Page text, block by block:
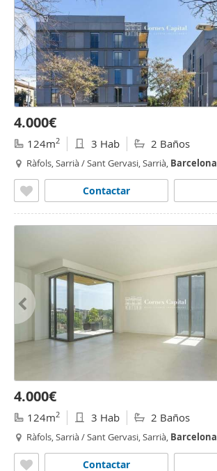
4.000€
124m2 3 Hab 2 Baños
Ràfols, Sarrià / Sant Gervasi, Sarrià, Barcelona
Contactar
4.000€
124m2 3 Hab 2 Baños
Ràfols, Sarrià / Sant Gervasi, Sarrià, Barcelona
Contactar